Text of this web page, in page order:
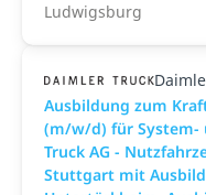
Ludwigsburg
Ausbildung zum
(m/w/d) für System-
Truck AG -
Stuttgart mit